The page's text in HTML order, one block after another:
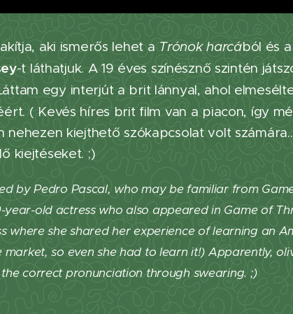
aki ismerős lehet a Trónok harcából és
-t láthatjuk. A 19 éves színésznő szintén
egy interjút a brit lánnyal, ahol
( Kevés híres brit film van a piacon, így
kiejthető szókapcsolat volt
kiejtéseket. ;)
by Pedro Pascal, who may be familiar from
old actress who also appeared in Game of
where she shared her experience of learning an
so even she had to learn it!) Apparently,
correct pronunciation through swearing. ;)